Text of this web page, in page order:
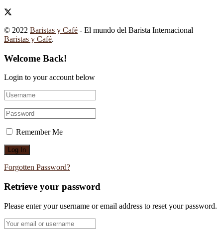
© 2022 Baristas y Café - El mundo del Barista Internacional
Baristas y Café.
Welcome Back!
Login to your account below
Remember Me
Forgotten Password?
Retrieve your password
Please enter your username or email address to reset your password.